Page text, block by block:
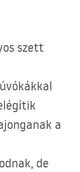
szett
a
de